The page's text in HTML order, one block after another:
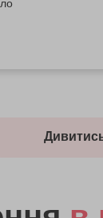
Дивитись